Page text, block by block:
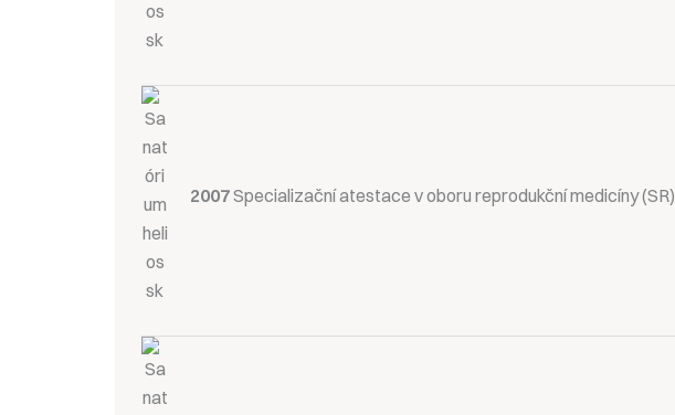
2007Specializační atestace v oboru reprodukční medicíny (SR)